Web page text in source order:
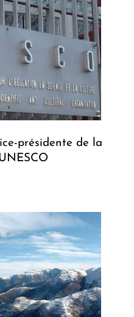
présidente de la